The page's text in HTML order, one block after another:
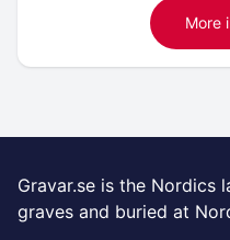
More
Gravar.se is the Nordics
graves and buried at